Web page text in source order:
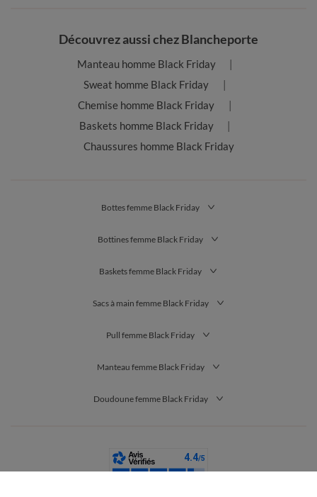
Découvrez aussi chez Blancheporte
Manteau homme Black Friday
Sweat homme Black Friday
Chemise homme Black Friday
Baskets homme Black Friday
Chaussures homme Black Friday
Bottes femme Black Friday
Bottines femme Black Friday
Baskets femme Black Friday
Sacs à main femme Black Friday
Pull femme Black Friday
Manteau femme Black Friday
Doudoune femme Black Friday